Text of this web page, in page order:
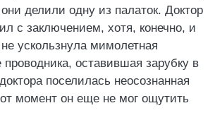
делили одну из палаток. Доктор
с заключением, хотя, конечно, и
ускользнула мимолетная
оставившая зарубку в
поселилась неосознанная
момент он еще не мог ощутить